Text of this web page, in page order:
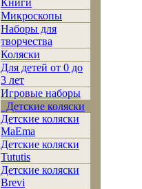
Книги
Микроскопы
Наборы для
творчества
Коляски
Для детей от 0 до
3 лет
Игровые наборы
Детские коляски
Детские коляски
MaEma
Детские коляски
Tututis
Детские коляски
Brevi